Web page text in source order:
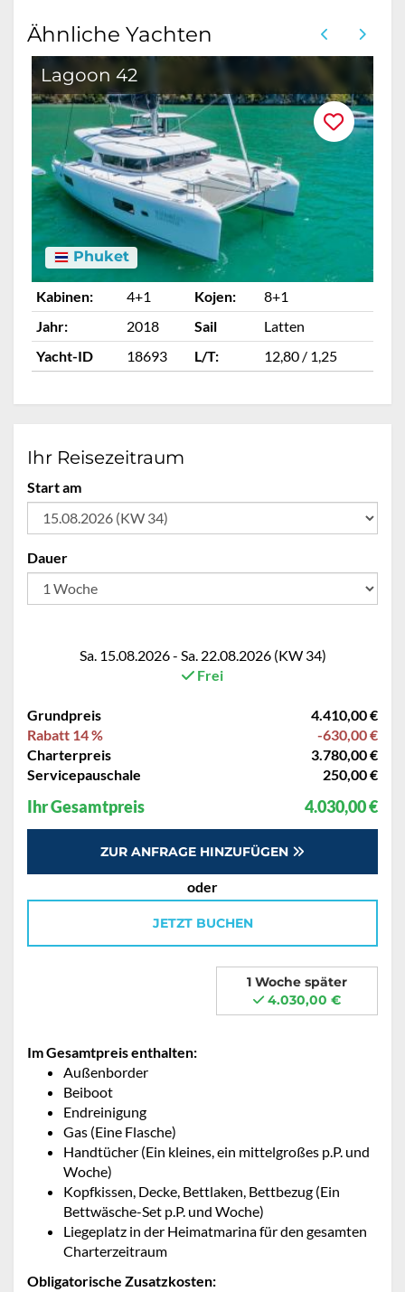
Ähnliche Yachten
Lagoon 42
Phuket
Kabinen: 4+1 Kojen:
8+1
Jahr:
2018 Sail
Latten
Yacht-ID
18693 L/T: 12,80 / 1,25
Ihr Reisezeitraum
Start am
Dauer
Sa. 15.08.2026 - Sa. 22.08.2026 (KW 34)
Frei
Grundpreis
4.410,00 €
Rabatt 14 %
-630,00 €
Charterpreis
3.780,00 €
Servicepauschale
250,00 €
Ihr Gesamtpreis 4.030,00 €
ZUR ANFRAGE HINZUFÜGEN
oder
JETZT BUCHEN
1 Woche später
4.030,00 €
Im Gesamtpreis enthalten:
Außenborder
Beiboot
Endreinigung
Gas (Eine Flasche)
Handtücher (Ein kleines, ein mittelgroßes p.P. und
Woche)
Kopfkissen, Decke, Bettlaken, Bettbezug (Ein
Bettwäsche-Set p.P. und Woche)
Liegeplatz in der Heimatmarina für den gesamten
Charterzeitraum
Obligatorische Zusatzkosten: